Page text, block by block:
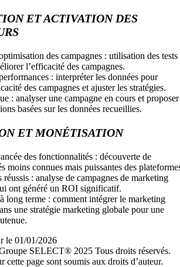
ET ACTIVATION DES
des campagnes : utilisation des tests
l’efficacité des campagnes.
: interpréter les données pour
des campagnes et ajuster les stratégies.
: analyser une campagne en cours et proposer
basées sur les données recueillies.
ET MONÉTISATION
des fonctionnalités : découverte de
moins connues mais puissantes des
réussis : analyse de campagnes de marketing
ont généré un ROI significatif.
long terme : comment intégrer le marketing
une stratégie marketing globale pour une
le 01/01/2026
SELECT® 2025 Tous droits réservés.
cette page sont soumis aux droits d’auteur.